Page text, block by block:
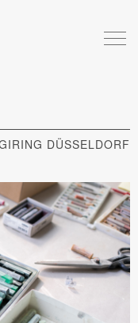
DÜSSELDORF